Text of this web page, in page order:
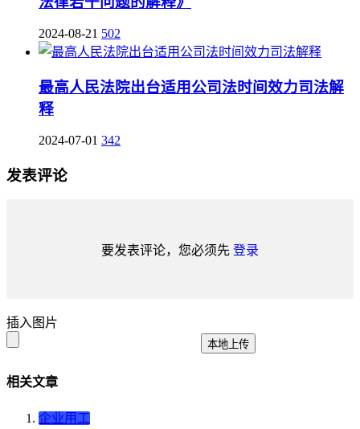
2024-08-21 502
最高人民法院出台适用公司法时间效力司法解
释
2024-07-01 342
发表评论
要发表评论，您必须先 登录
插入图片
本地上传
相关文章
企业用工